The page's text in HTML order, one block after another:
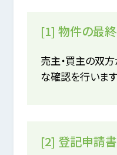
[1] 物件の最
売主・買主の双
な確認を行います
[2] 登記申請